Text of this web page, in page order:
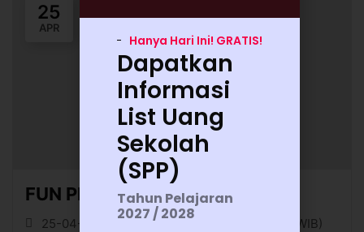
25
APR
FUN PLAY DATE 25 APRIL 2026
25-04-26 || 07:00 (WIB) - 25-04-26 || 11:00 (WIB)
Hanya Hari Ini! GRATIS!
Dapatkan
Informasi
List Uang
Sekolah
(SPP)
Tahun Pelajaran
2027 / 2028